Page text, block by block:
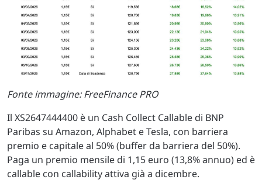
Fonte immagine: FreeFinance PRO
Il XS2647444400 è un Cash Collect Callable di BNP
Paribas su Amazon, Alphabet e Tesla, con barriera
premio e capitale al 50% (buffer da barriera del 50%).
Paga un premio mensile di 1,15 euro (13,8% annuo) ed è
callable con callability attiva già a dicembre.